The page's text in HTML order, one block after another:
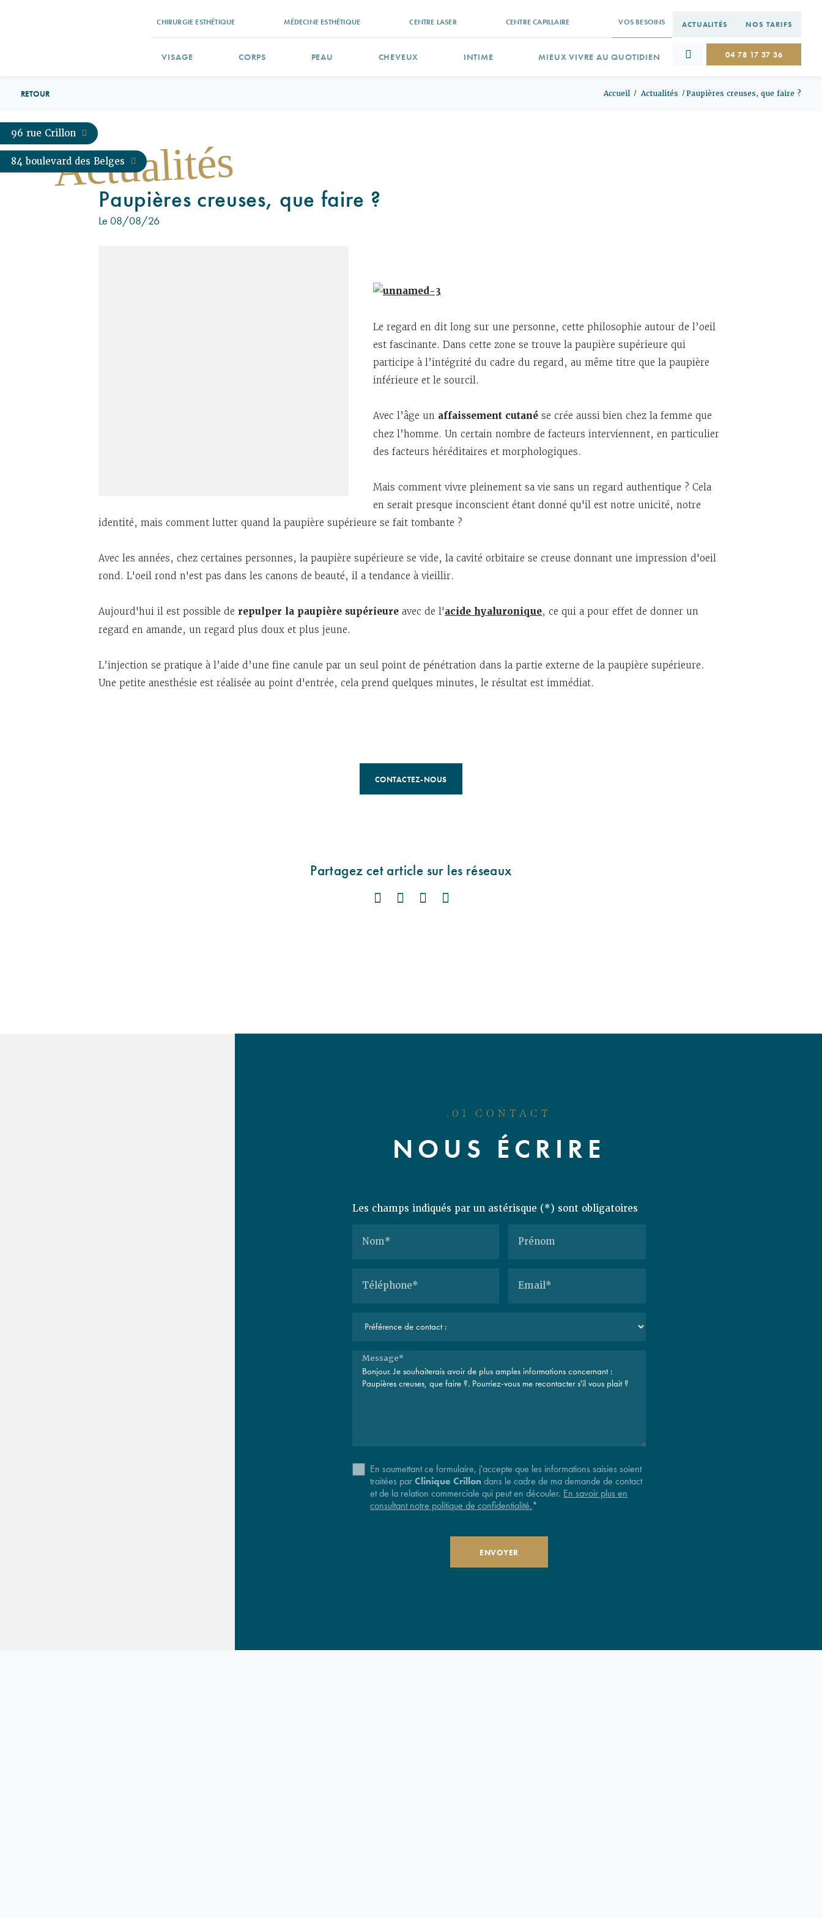
CHIRURGIE ESTHÉTIQUE MÉDECINE ESTHÉTIQUE CENTRE LASER CENTRE CAPILLAIRE VOS BESOINS
VISAGE CORPS PEAU CHEVEUX INTIME MIEUX VIVRE AU QUOTIDIEN
ACTUALITÉS NOS TARIFS
04 78 17 37 36
96 rue Crillon
84 boulevard des Belges
Accueil Actualités Paupières creuses, que faire ?
RETOUR
Actualités
Paupières creuses, que faire ?
Le 08/08/26
Le regard en dit long sur une personne, cette philosophie autour de l’oeil
est fascinante. Dans cette zone se trouve la paupière supérieure qui
participe à l’intégrité du cadre du regard, au même titre que la paupière
inférieure et le sourcil.
Avec l’âge un affaissement cutanése crée aussi bien chez la femme que
chez l’homme. Un certain nombre de facteurs interviennent, en particulier
des facteurs héréditaires et morphologiques.
Mais comment vivre pleinement sa vie sans un regard authentique ? Cela
en serait presque inconscient étant donné qu'il est notre unicité, notre
identité, mais comment lutter quand la paupière supérieure se fait tombante ?
Avec les années, chez certaines personnes, la paupière supérieure se vide, la cavité orbitaire se creuse donnant une impression d'oeil
rond. L'oeil rond n'est pas dans les canons de beauté, il a tendance à vieillir.
Aujourd'hui il est possible de repulper la paupière supérieure avec de l'acide hyaluronique, ce qui a pour effet de donner un
regard en amande, un regard plus doux et plus jeune.
L’injection se pratique à l’aide d’une fine canule par un seul point de pénétration dans la partie externe de la paupière supérieure.
Une petite anesthésie est réalisée au point d'entrée, cela prend quelques minutes, le résultat est immédiat.
CONTACTEZ-NOUS
Partagez cet article sur les réseaux
.01 CONTACT
NOUS ÉCRIRE
Les champs indiqués par un astérisque (*) sont obligatoires
Nom* Prénom
Téléphone* Email*
Message*
En soumettant ce formulaire, j'accepte que les informations saisies soient
traitées parClinique Crillondans le cadre de ma demande de contact
et de la relation commerciale qui peut en découler. En savoir plus en
consultant notre politique de confidentialité.*